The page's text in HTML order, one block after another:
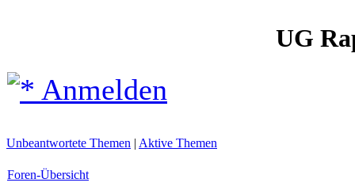
UG
Anmelden
Unbeantwortete Themen | Aktive Themen
Foren-Übersicht